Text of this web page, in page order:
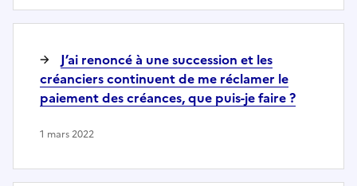
J’ai renoncé à une succession et les
créanciers continuent de me réclamer le
paiement des créances, que puis-je faire ?
1 mars 2022